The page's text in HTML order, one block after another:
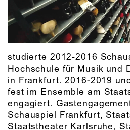
studierte 2012-2016
Hochschule für Musik und
in Frankfurt. 2016-2019
fest im Ensemble am
engagiert.
Schauspiel Frankfurt,
Staatstheater Karlsruhe,